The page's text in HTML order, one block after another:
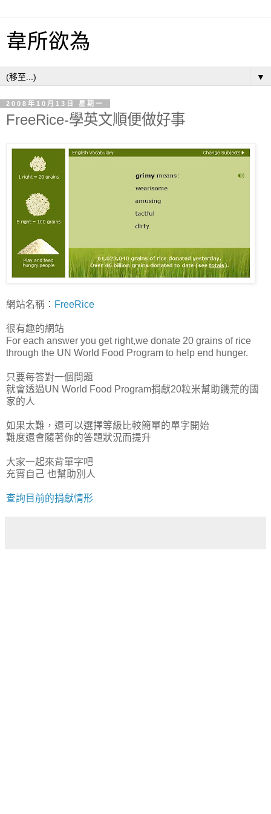
韋所欲為
▼
2008年10月13日 星期一
FreeRice-學英文順便做好事
網站名稱： FreeRice
很有趣的網站
For each answer you get right,we donate 20 grains of rice
through the UN World Food Program to help end hunger.
只要每答對一個問題
就會透過UN World Food Program捐獻20粒米幫助饑荒的國
家的人
如果太難，還可以選擇等級比較簡單的單字開始
難度還會隨著你的答題狀況而提升
大家一起來背單字吧
充實自己 也幫助別人
查詢目前的捐獻情形